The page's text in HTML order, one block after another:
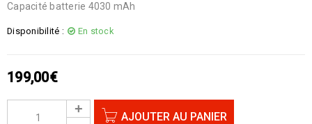
Capacité batterie 4030 mAh
Disponibilité : En stock
199,00€
AJOUTER AU PANIER